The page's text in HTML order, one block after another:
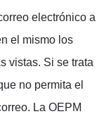
electrónico a
el mismo los
vistas. Si se trata
no permita el
La OEPM